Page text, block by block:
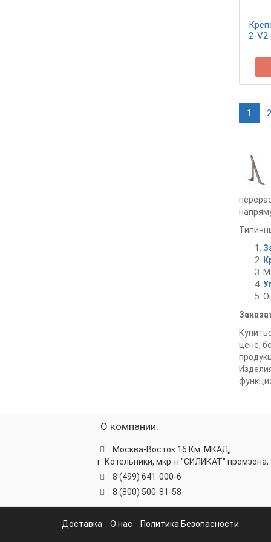
2-V2
1 2
цене,
О компании:
Москва-Восток 16 Км. МКАД,
г. Котельники, мкр-н "СИЛИКАТ" промзона,
8 (499) 641-000-6
8 (800) 500-81-58
Доставка О нас Политика Безопасности